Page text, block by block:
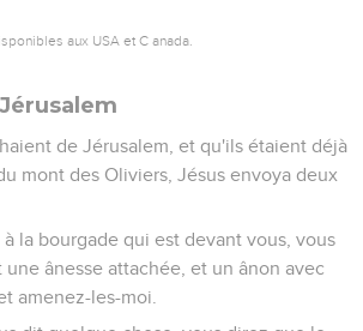
aux USA et C anada.
de Jérusalem, et qu'ils étaient déjà
mont des Oliviers, Jésus envoya deux
la bourgade qui est devant vous, vous
ânesse attachée, et un ânon avec
amenez-les-moi.